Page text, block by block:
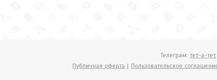
Телеграм:тет-а-тет
Публичная оферта | Пользовательское